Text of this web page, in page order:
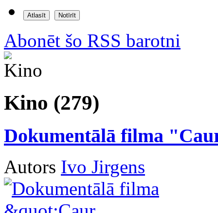
Abonēt šo RSS barotni
Kino (279)
Dokumentālā filma
Autors Ivo Jirgens